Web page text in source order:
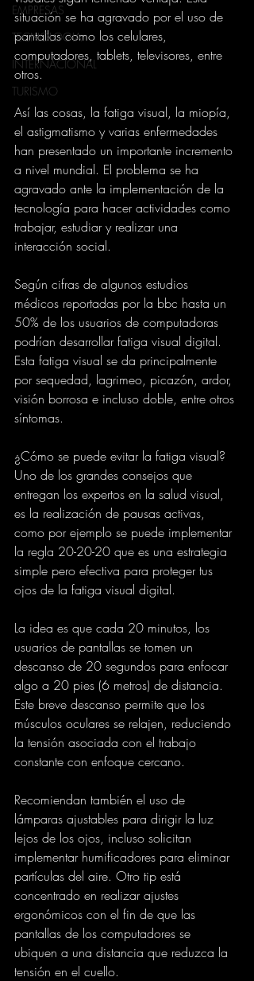
EMPRESAS
TECNOLOGIA
INTERNACIONAL
TURISMO
situación se ha agravado por el uso de
pantallas como los celulares,
computadores, tablets, televisores, entre
otros.
Así las cosas, la fatiga visual, la miopía,
el astigmatismo y varias enfermedades
han presentado un importante incremento
a nivel mundial. El problema se ha
agravado ante la implementación de la
tecnología para hacer actividades como
trabajar, estudiar y realizar una
interacción social.
Según cifras de algunos estudios
médicos reportadas por la bbc hasta un
50% de los usuarios de computadoras
podrían desarrollar fatiga visual digital.
Esta fatiga visual se da principalmente
por sequedad, lagrimeo, picazón, ardor,
visión borrosa e incluso doble, entre otros
síntomas.
¿Cómo se puede evitar la fatiga visual?
Uno de los grandes consejos que
entregan los expertos en la salud visual,
es la realización de pausas activas,
como por ejemplo se puede implementar
la regla 20-20-20 que es una estrategia
simple pero efectiva para proteger tus
ojos de la fatiga visual digital.
La idea es que cada 20 minutos, los
usuarios de pantallas se tomen un
descanso de 20 segundos para enfocar
algo a 20 pies (6 metros) de distancia.
Este breve descanso permite que los
músculos oculares se relajen, reduciendo
la tensión asociada con el trabajo
constante con enfoque cercano.
Recomiendan también el uso de
lámparas ajustables para dirigir la luz
lejos de los ojos, incluso solicitan
implementar humificadores para eliminar
partículas del aire. Otro tip está
concentrado en realizar ajustes
ergonómicos con el fin de que las
pantallas de los computadores se
ubiquen a una distancia que reduzca la
tensión en el cuello.